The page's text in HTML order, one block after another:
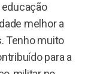
melhor a
Tenho muito
para a